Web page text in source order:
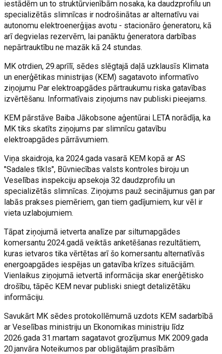
iestādēm un to struktūrvienībām nosaka, ka daudzprofilu un
specializētās slimnīcas ir nodrošinātas ar alternatīvu vai
autonomu elektroenerģijas avotu - stacionāro ģeneratoru, kā
arī degvielas rezervēm, lai panāktu ģeneratora darbības
nepārtrauktību ne mazāk kā 24 stundas.
MK otrdien, 29.aprīlī, sēdes slēgtajā daļā uzklausīs Klimata
un enerģētikas ministrijas (KEM) sagatavoto informatīvo
ziņojumu Par elektroapgādes pārtraukumu riska gatavības
izvērtēšanu. Informatīvais ziņojums nav publiski pieejams.
KEM pārstāve Baiba Jākobsone aģentūrai LETA norādīja, ka
MK tiks skatīts ziņojums par slimnīcu gatavību
elektroapgādes pārrāvumiem.
Viņa skaidroja, ka 2024.gada vasarā KEM kopā ar AS
"Sadales tīkls", Būvniecības valsts kontroles biroju un
Veselības inspekciju apsekoja 32 daudzprofilu un
specializētās slimnīcas. Ziņojums pauž secinājumus gan par
labās prakses piemēriem, gan tiem gadījumiem, kur vēl ir
vieta uzlabojumiem.
Tāpat ziņojumā ietverta analīze par siltumapgādes
komersantu 2024.gadā veiktās anketēšanas rezultātiem,
kuras ietvaros tika vērtētas arī šo komersantu alternatīvās
energoapgādes iespējas un gatavība krīzes situācijām.
Vienlaikus ziņojumā ietvertā informācija skar enerģētisko
drošību, tāpēc KEM nevar publiski sniegt detalizētāku
informāciju.
Savukārt MK sēdes protokollēmumā uzdots KEM sadarbībā
ar Veselības ministriju un Ekonomikas ministriju līdz
2026.gada 31.martam sagatavot grozījumus MK 2009.gada
20.janvāra Noteikumos par obligātajām prasībām